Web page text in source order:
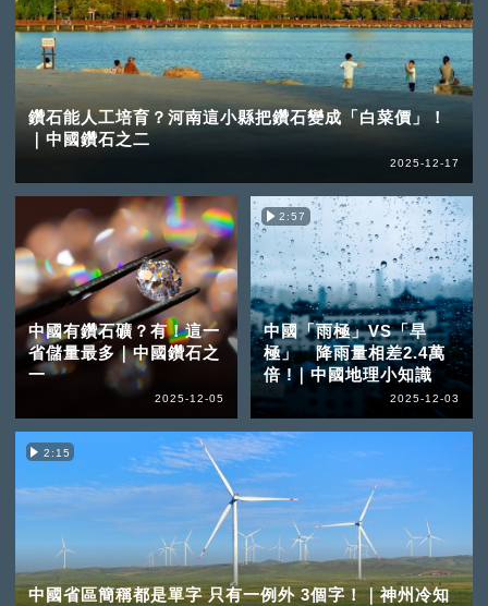
鑽石能人工培育？河南這小縣把鑽石變成「白菜價」！
｜中國鑽石之二
2025-12-17
中國有鑽石礦？有！這一
省儲量最多｜中國鑽石之
一
2025-12-05
2:57
中國「雨極」VS「旱
極」 降雨量相差2.4萬
倍 !｜中國地理小知識
2025-12-03
2:15
中國省區簡稱都是單字 只有一例外 3個字！｜神州冷知